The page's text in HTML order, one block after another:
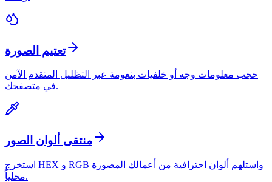
تعتيم الصورة
حجب معلومات وجه أو خلفيات بنعومة عبر التظليل المتقدم الآمن
في متصفحك.
منتقی ألوان الصور
استخرج HEX و RGB واستلهم ألوان احترافية من أعمالك المصورة
محلياً.